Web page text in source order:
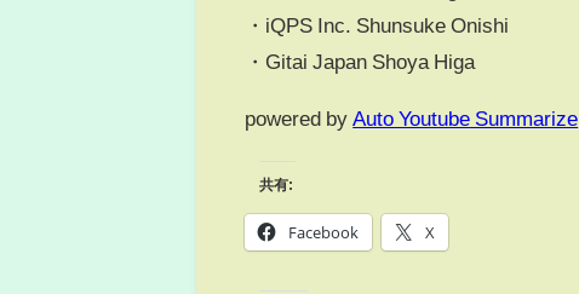
・iQPS Inc. Shunsuke Onishi
・Gitai Japan Shoya Higa
powered by Auto Youtube Summarize
共有:
Facebook X